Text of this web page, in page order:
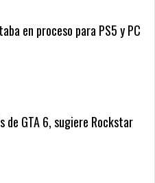
en proceso para PS5 y PC
de GTA 6, sugiere Rockstar